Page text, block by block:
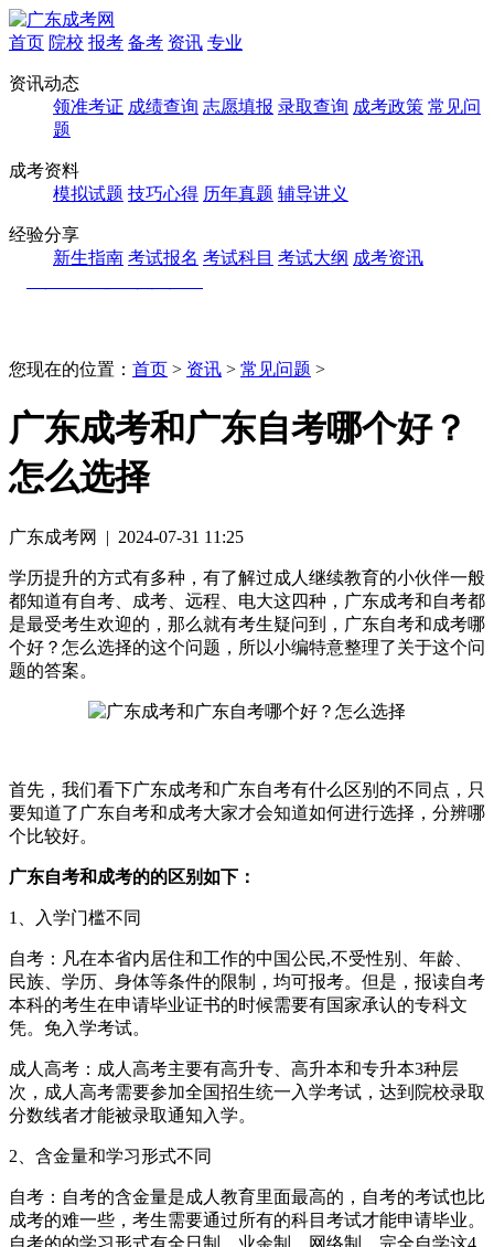
首页 院校 报考 备考 资讯 专业
资讯动态
领准考证 成绩查询 志愿填报 录取查询 成考政策 常见问
题
成考资料
模拟试题 技巧心得 历年真题 辅导讲义
经验分享
新生指南 考试报名 考试科目 考试大纲 成考资讯
您现在的位置： 首页 > 资讯 > 常见问题 >
广东成考和广东自考哪个好？
怎么选择
广东成考网 | 2024-07-31 11:25
学历提升的方式有多种，有了解过成人继续教育的小伙伴一般
都知道有自考、成考、远程、电大这四种，广东成考和自考都
是最受考生欢迎的，那么就有考生疑问到，广东自考和成考哪
个好？怎么选择的这个问题，所以小编特意整理了关于这个问
题的答案。
首先，我们看下广东成考和广东自考有什么区别的不同点，只
要知道了广东自考和成考大家才会知道如何进行选择，分辨哪
个比较好。
广东自考和成考的的区别如下：
1、入学门槛不同
自考：凡在本省内居住和工作的中国公民,不受性别、年龄、
民族、学历、身体等条件的限制，均可报考。但是，报读自考
本科的考生在申请毕业证书的时候需要有国家承认的专科文
凭。免入学考试。
成人高考：成人高考主要有高升专、高升本和专升本3种层
次，成人高考需要参加全国招生统一入学考试，达到院校录取
分数线者才能被录取通知入学。
2、含金量和学习形式不同
自考：自考的含金量是成人教育里面最高的，自考的考试也比
成考的难一些，考生需要通过所有的科目考试才能申请毕业。
自考的的学习形式有全日制、业余制、网络制、完全自学这4